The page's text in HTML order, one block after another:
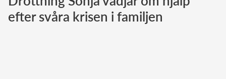
Norska kungahuset
efter svåra krisen i familjen